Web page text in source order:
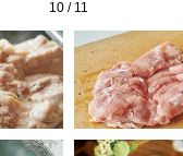
10 / 11